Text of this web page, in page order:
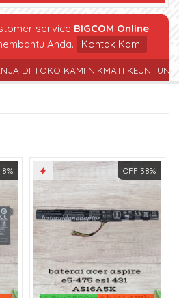
service BIGCOM Online
Anda.
Kontak Kami
DI TOKO KAMI NIKMATI
8% OFF 38%